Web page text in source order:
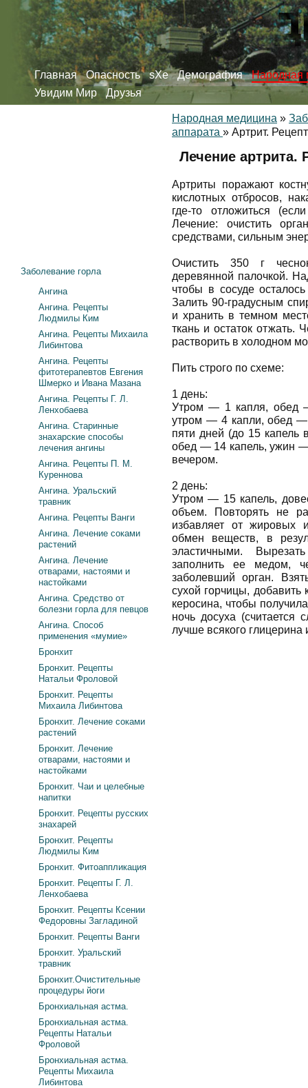
Главная Опасность sXe Демография
Народная
Увидим Мир
Друзья
Народная медицина »
аппарата » Артрит.
Лечение артрита.
Артриты поражают
кислотных отбросов,
где-то отложиться
Лечение: очистить
средствами, сильным
Очистить 350 г
деревянной палочкой.
чтобы в сосуде
Залить 90-градусным
и хранить в темном
ткань и остаток отжать.
растворить в холодном
Пить строго по схеме:
1 день:
Утром — 1 капля, обед
утром — 4 капли, обед —
пяти дней (до 15 капель
обед — 14 капель, ужин
вечером.
2 день:
Утром — 15 капель,
объем. Повторять не
избавляет от жировых
обмен веществ, в
эластичными.
заполнить ее медом,
заболевший орган.
сухой горчицы,
керосина, чтобы
ночь досуха (считается
лучше всякого глицерина
Заболевание горла
Ангина
Ангина. Рецепты
Людмилы Ким
Ангина. Рецепты Михаила
Либинтова
Ангина. Рецепты
фитотерапевтов Евгения
Шмерко и Ивана Мазана
Ангина. Рецепты Г. Л.
Ленхобаева
Ангина. Старинные
знахарские способы
лечения ангины
Ангина. Рецепты П. М.
Куреннова
Ангина. Уральский
травник
Ангина. Рецепты Ванги
Ангина. Лечение соками
растений
Ангина. Лечение
отварами, настоями и
настойками
Ангина. Средство от
болезни горла для певцов
Ангина. Способ
применения «мумие»
Бронхит
Бронхит. Рецепты
Натальи Фроловой
Бронхит. Рецепты
Михаила Либинтова
Бронхит. Лечение соками
растений
Бронхит. Лечение
отварами, настоями и
настойками
Бронхит. Чаи и целебные
напитки
Бронхит. Рецепты русских
знахарей
Бронхит. Рецепты
Людмилы Ким
Бронхит. Фитоаппликация
Бронхит. Рецепты Г. Л.
Ленхобаева
Бронхит. Рецепты Ксении
Федоровны Загладиной
Бронхит. Рецепты Ванги
Бронхит. Уральский
травник
Бронхит.Очистительные
процедуры йоги
Бронхиальная астма.
Бронхиальная астма.
Рецепты Натальи
Фроловой
Бронхиальная астма.
Рецепты Михаила
Либинтова